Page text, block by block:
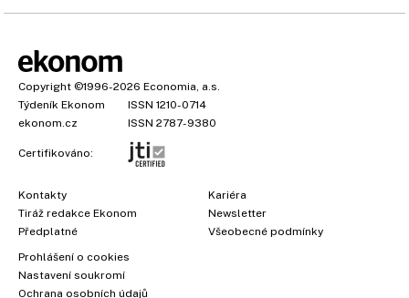
Copyright ©1996-2026 Economia, a.s.
Týdeník Ekonom
ISSN 1210-0714
ekonom.cz
ISSN 2787-9380
Certifikováno:
Kontakty
Tiráž redakce Ekonom
Předplatné
Kariéra
Newsletter
Všeobecné podmínky
Prohlášení o cookies
Nastavení soukromí
Ochrana osobních údajů